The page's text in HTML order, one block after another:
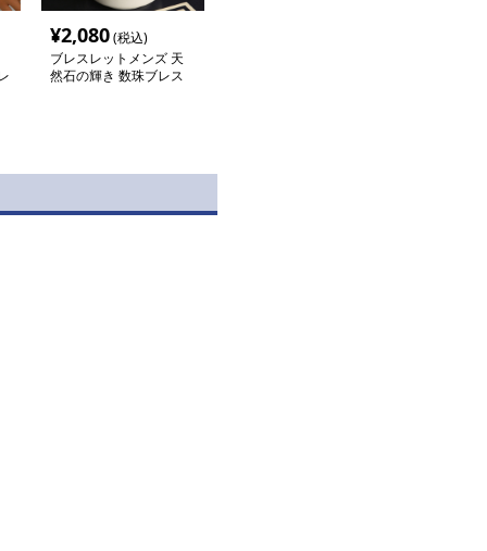
¥2,080(税込)
ブレスレットメンズ 天
然石の輝き 数珠ブレス